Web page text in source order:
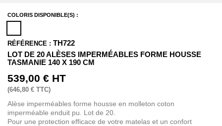
COLORIS DISPONIBLE(S) :
RÉFÉRENCE : TH722
LOT DE 20 ALÈSES IMPERMÉABLES FORME HOUSSE
TASMANIE 140 X 190 CM
539,00 € HT
(646,80 € TTC)
Alèse imperméables forme housse en molleton coton
imperméable enduit pu. Lot de 20.
Pour une protection efficace de votre matelas et un confort